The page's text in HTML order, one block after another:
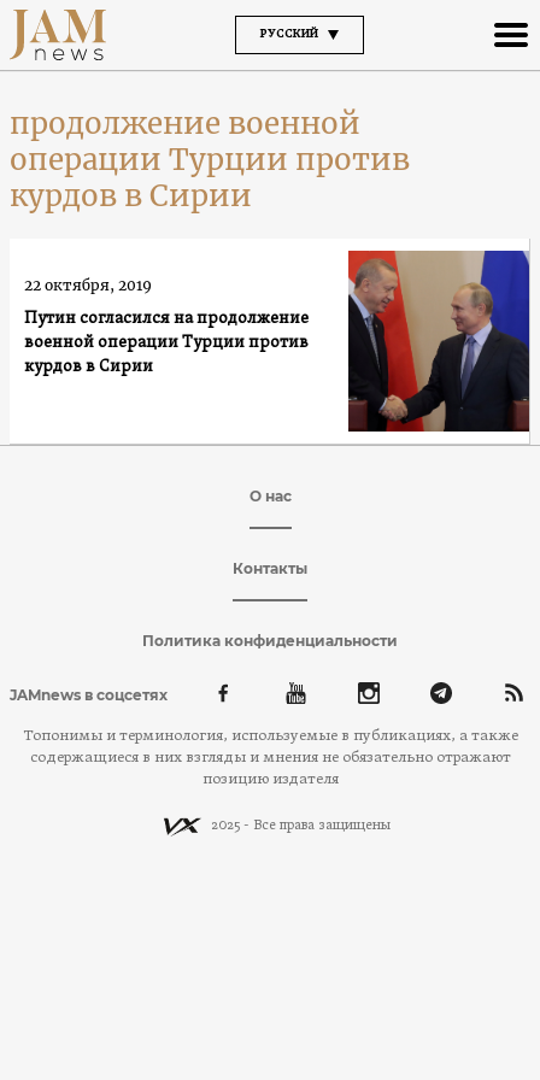
РУССКИЙ
продолжение военной
операции Турции против
курдов в Сирии
Путин согласился на продолжение
военной операции Турции против
курдов в Сирии
22 октября, 2019
О нас
Контакты
Политика конфиденциальности
JAMnews в соцсетях
Топонимы и терминология, используемые в публикациях, а также
содержащиеся в них взгляды и мнения не обязательно отражают
позицию издателя
2025 - Все права защищены